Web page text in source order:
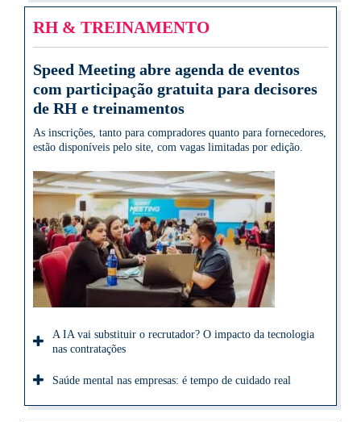
RH & TREINAMENTO
Speed Meeting abre agenda de eventos
com participação gratuita para decisores
de RH e treinamentos
As inscrições, tanto para compradores quanto para fornecedores,
estão disponíveis pelo site, com vagas limitadas por edição.
A IA vai substituir o recrutador? O impacto da tecnologia
nas contratações
Saúde mental nas empresas: é tempo de cuidado real